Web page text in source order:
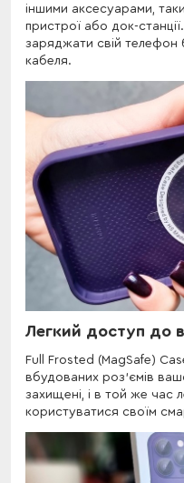
іншими аксесуарами,
пристрої або док-
заряджати свій телефон
кабеля.
Легкий доступ до
Full Frosted (MagSafe)
вбудованих роз'ємів
захищені, і в той же час
користуватися своїм